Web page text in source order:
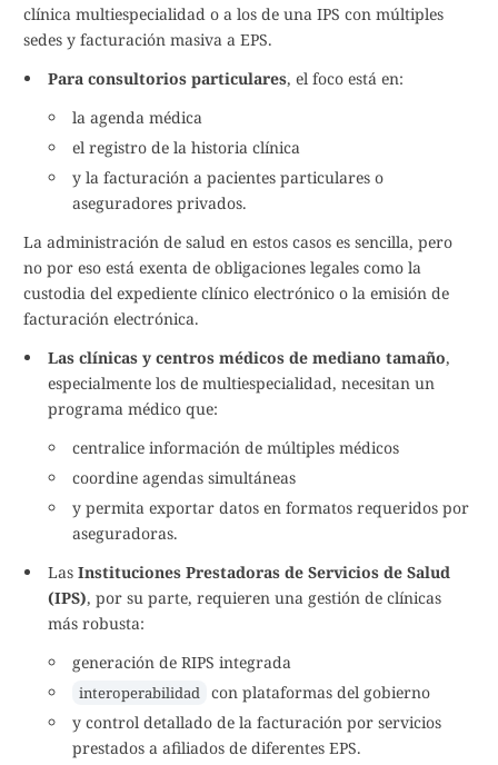
clínica multiespecialidad o a los de una IPS con múltiples
sedes y facturación masiva a EPS.
Para consultorios particulares, el foco está en:
la agenda médica
el registro de la historia clínica
y la facturación a pacientes particulares o
aseguradores privados.
La administración de salud en estos casos es sencilla, pero
no por eso está exenta de obligaciones legales como la
custodia del expediente clínico electrónico o la emisión de
facturación electrónica.
Las clínicas y centros médicos de mediano tamaño,
especialmente los de multiespecialidad, necesitan un
programa médico que:
centralice información de múltiples médicos
coordine agendas simultáneas
y permita exportar datos en formatos requeridos por
aseguradoras.
Las Instituciones Prestadoras de Servicios de Salud
(IPS), por su parte, requieren una gestión de clínicas
más robusta:
generación de RIPS integrada
interoperabilidad con plataformas del gobierno
y control detallado de la facturación por servicios
prestados a afiliados de diferentes EPS.